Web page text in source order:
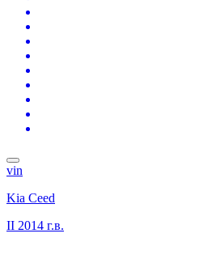
vin
Kia Ceed
II 2014 г.в.